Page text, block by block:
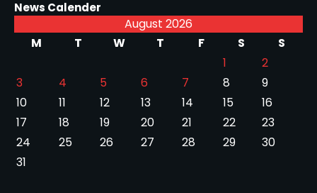
News Calender
August 2026
M
T W T F S
S
1
2
3
4 5 6 7 8
9
10
11 12 13 14 15
16
17
18 19 20 21 22
23
24
25 26 27 28 29
30
31